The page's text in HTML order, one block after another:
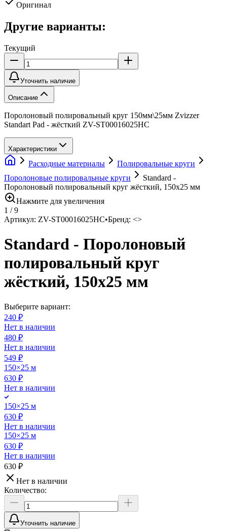
Оригинал
Другие варианты:
Текущий
Уточнить наличие
Описание
Поролоновый полировальный круг 150мм\25мм Zvizzer
Standart Pad - жёсткий ZV-ST00016025HC
Характеристики
Расходные материалы
Полировальные круги
Поролоновые полировальные круги
Standard -
Поролоновый полировальный круг жёсткий, 150х25 мм
Нажмите для увеличения
1 /9
Артикул: ZV-ST00016025HC•Бренд: <>
Standard - Поролоновый
полировальный круг
жёсткий, 150х25 мм
Выберите вариант:
240 ₽
Нет в наличии
480 ₽
Нет в наличии
549 ₽
150×25 м
630 ₽
Нет в наличии
150×25 м
630 ₽
Нет в наличии
150×25 м
630 ₽
Нет в наличии
630 ₽
Нет в наличии
Количество:
Уточнить наличие